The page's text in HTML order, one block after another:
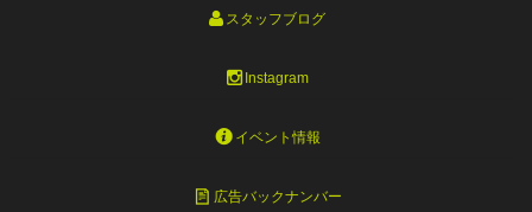
スタッフブログ
Instagram
イベント情報
広告バックナンバー